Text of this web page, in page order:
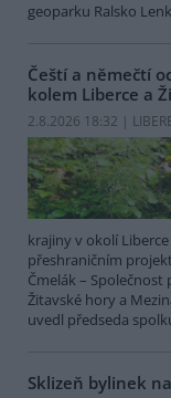
geoparku Ralsko
Čeští a němečtí
kolem Liberce a
2.8.2026 18:32 |
krajiny v okolí
přeshraničním
Čmelák –
Žitavské hory a
uvedl předseda
Sklizeň bylinek